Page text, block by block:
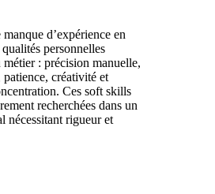
d’expérience en
personnelles
métier : précision manuelle,
patience, créativité et
Ces soft skills
recherchées dans un
nécessitant rigueur et